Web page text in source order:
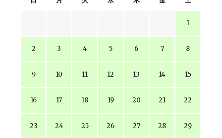
1
2 3 4 5 6 7 8
9 10 11 12 13 14 15
16 17 18 19 20 21 22
23 24 25 26 27 28 29